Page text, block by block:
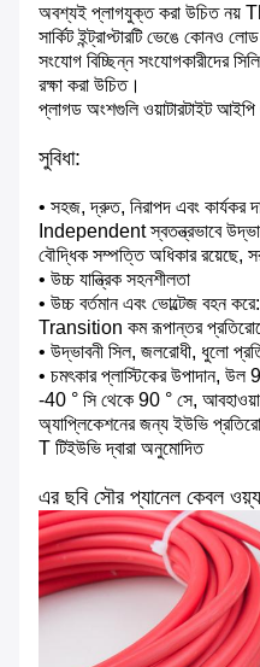
অবশ্যই প্লাগযুক্ত করা উচিত নয়
সার্কিট ইন্ট্রাপ্টারটি ভেঙে কোনও
সংযোগ বিচ্ছিন্ন সংযোগকারীদের
রক্ষা করা উচিত।
প্লাগড অংশগুলি ওয়াটারটাইট
সুবিধা:
• সহজ, দ্রুত, নিরাপদ এবং কার্যকর
Independent স্বতন্ত্রভাবে
বৌদ্ধিক সম্পত্তি অধিকার রয়েছে,
• উচ্চ যান্ত্রিক সহনশীলতা
• উচ্চ বর্তমান এবং ভোল্টেজ বহন
Transition কম রূপান্তর
• উদ্ভাবনী সিল, জলরোধী, ধুলো
• চমৎকার প্লাস্টিকের উপাদান,
-40 ° সি থেকে 90 ° সে, আবহাওয়া
অ্যাপ্লিকেশনের জন্য ইউভি
T টিইউভি দ্বারা অনুমোদিত
এর ছবি সৌর প্যানেল কেবল